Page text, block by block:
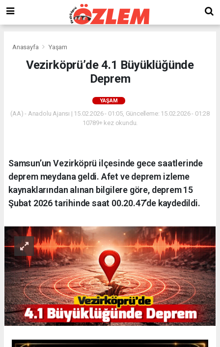
Anasayfa Yaşam
Vezirköprü’de 4.1 Büyüklüğünde
Deprem
YAŞAM
(AA) - Anadolu Ajansı | 15.02.2026 - 01:05, Güncelleme: 15.02.2026 - 01:28
10789+ kez okundu.
Samsun’un Vezirköprü ilçesinde gece saatlerinde
deprem meydana geldi. Afet ve deprem izleme
kaynaklarından alınan bilgilere göre, deprem 15
Şubat 2026 tarihinde saat 00.20.47’de kaydedildi.